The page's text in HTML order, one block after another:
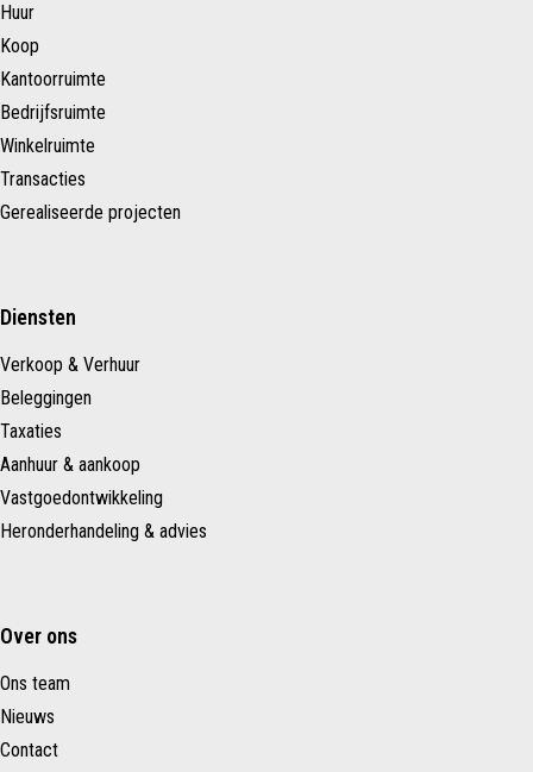
Huur
Koop
Kantoorruimte
Bedrijfsruimte
Winkelruimte
Transacties
Gerealiseerde projecten
Diensten
Verkoop & Verhuur
Beleggingen
Taxaties
Aanhuur & aankoop
Vastgoedontwikkeling
Heronderhandeling & advies
Over ons
Ons team
Nieuws
Contact